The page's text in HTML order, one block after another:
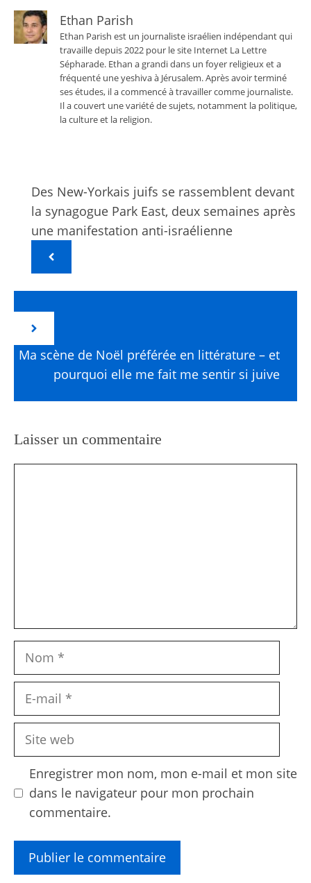
Ethan Parish
Ethan Parish est un journaliste israélien indépendant qui
travaille depuis 2022 pour le site Internet La Lettre
Sépharade. Ethan a grandi dans un foyer religieux et a
fréquenté une yeshiva à Jérusalem. Après avoir terminé
ses études, il a commencé à travailler comme journaliste.
Il a couvert une variété de sujets, notamment la politique,
la culture et la religion.
Des New-Yorkais juifs se rassemblent devant
la synagogue Park East, deux semaines après
une manifestation anti-israélienne
Ma scène de Noël préférée en littérature – et
pourquoi elle me fait me sentir si juive
Laisser un commentaire
Nom
Site
Enregistrer mon nom, mon e-mail et mon site
dans le navigateur pour mon prochain
commentaire.